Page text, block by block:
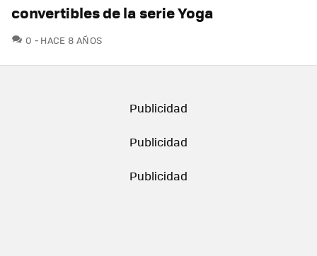
convertibles de la serie Yoga
0 COMENTARIOS
HACE 8 AÑOS